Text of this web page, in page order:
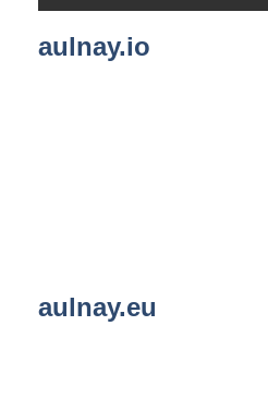
aulnay.io
aulnay.eu